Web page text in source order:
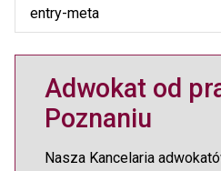
entry-meta
Adwokat od
Poznaniu
Nasza Kancelaria